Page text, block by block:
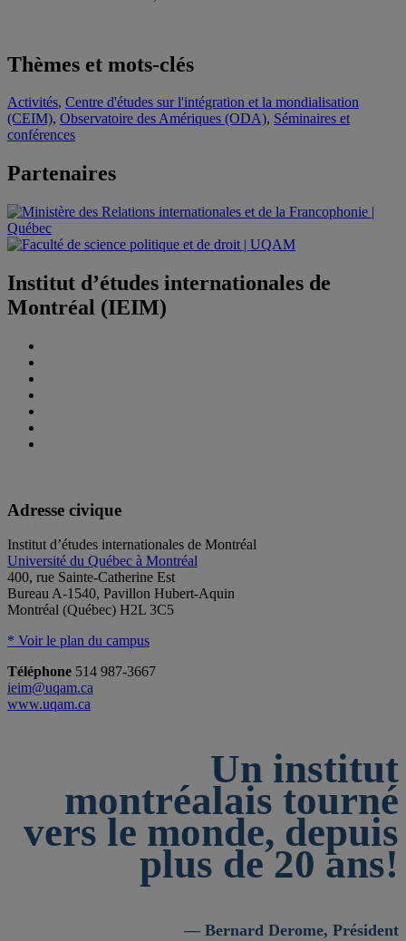
Thèmes et mots-clés
Activités, Centre d'études sur l'intégration et la mondialisation
(CEIM), Observatoire des Amériques (ODA), Séminaires et
conférences
Partenaires
Institut d’études internationales de
Montréal (IEIM)
Adresse civique
Institut d’études internationales de Montréal
Université du Québec à Montréal
400, rue Sainte-Catherine Est
Bureau A-1540, Pavillon Hubert-Aquin
Montréal (Québec) H2L 3C5
* Voir le plan du campus
Téléphone 514 987-3667
ieim@uqam.ca
www.uqam.ca
Un institut
montréalais tourné
vers le monde, depuis
plus de 20 ans!
— Bernard Derome, Président